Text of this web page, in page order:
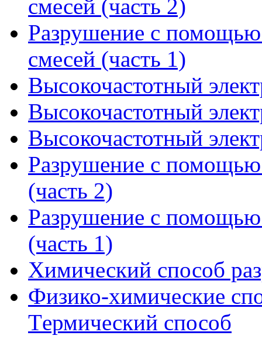
смесей (часть 2)
Разрушение с
смесей (часть 1)
Высокочастотный
Высокочастотный
Высокочастотный
Разрушение с помощью
(часть 2)
Разрушение с помощью
(часть 1)
Химический способ
Физико-химические
Tермический способ